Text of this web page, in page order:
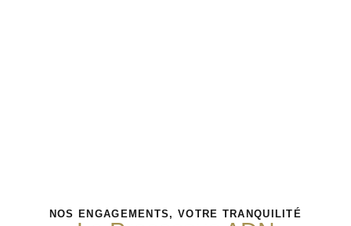
NOS ENGAGEMENTS, VOTRE TRANQUILITÉ